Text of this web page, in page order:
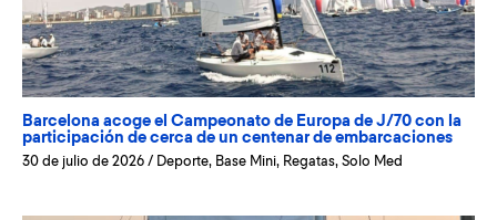
Barcelona acoge el Campeonato de Europa de J/70 con la
participación de cerca de un centenar de embarcaciones
30 de julio de 2026 / Deporte, Base Mini, Regatas, Solo Med